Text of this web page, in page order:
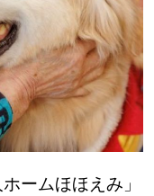
ームほほえみ」